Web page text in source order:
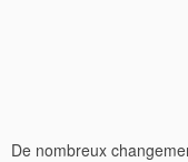
De nombreux